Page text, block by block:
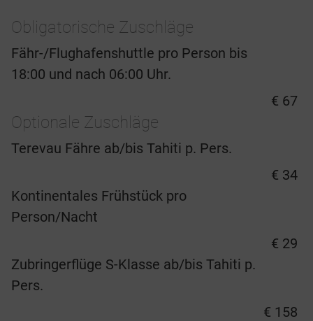
Obligatorische Zuschläge
Fähr-/Flughafenshuttle pro Person bis
18:00 und nach 06:00 Uhr.
€ 67
Optionale Zuschläge
Terevau Fähre ab/bis Tahiti p. Pers.
€ 34
Kontinentales Frühstück pro
Person/Nacht
€ 29
Zubringerflüge S-Klasse ab/bis Tahiti p.
Pers.
€ 158